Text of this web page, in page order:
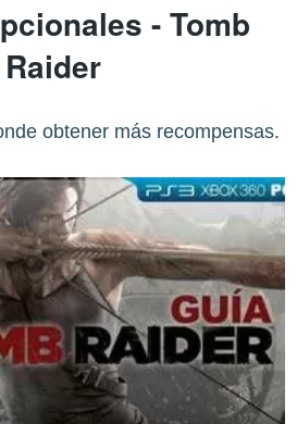
- Tomb
Raider
obtener más recompensas.